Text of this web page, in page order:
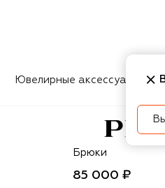
Ювелирные аксессуары
Prada
Брюки
85 000 ₽